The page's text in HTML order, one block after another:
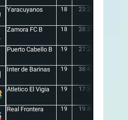
Yaracuyanos 18 23:20
Zamora FC B 18 28:25
Puerto Cabello B 19 27:26
Inter de Barinas 19 38:42
Atletico El Vigia 19 17:37
Real Frontera 19 19:40